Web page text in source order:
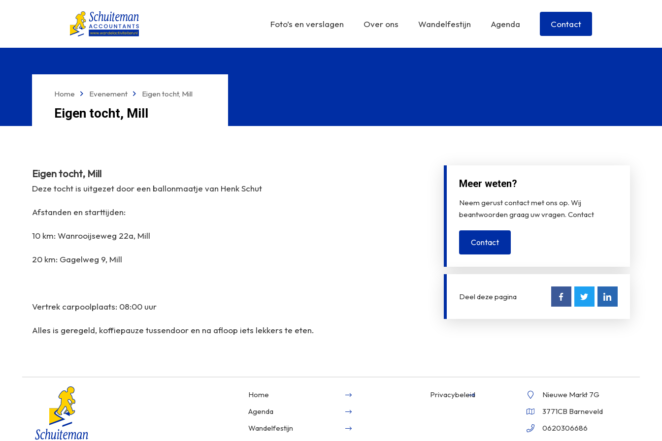
Foto’s en verslagen Over ons Wandelfestijn Agenda Contact
Eigen tocht, Mill
Home Evenement Eigen tocht, Mill
Eigen tocht, Mill
Deze tocht is uitgezet door een ballonmaatje van Henk Schut
Afstanden en starttijden:
10 km: Wanrooijseweg 22a, Mill
20 km: Gagelweg 9, Mill
Vertrek carpoolplaats: 08:00 uur
Alles is geregeld, koffiepauze tussendoor en na afloop iets lekkers te eten.
Meer weten?
Neem gerust contact met ons op. Wij
beantwoorden graag uw vragen. Contact
Contact
Deel deze pagina
Home
Agenda
Wandelfestijn
Privacybeleid
Nieuwe Markt 7G
3771CB Barneveld
0620306686